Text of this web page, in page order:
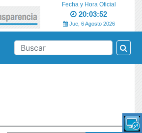
Fecha y Hora Oficial
20:03:52
Jue, 6 Agosto 2026
BUSCAR